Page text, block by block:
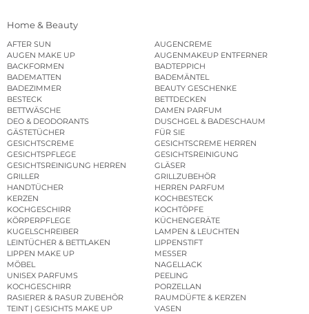
Home & Beauty
AFTER SUN
AUGENCREME
AUGEN MAKE UP
AUGENMAKEUP ENTFERNER
BACKFORMEN
BADTEPPICH
BADEMATTEN
BADEMÄNTEL
BADEZIMMER
BEAUTY GESCHENKE
BESTECK
BETTDECKEN
BETTWÄSCHE
DAMEN PARFUM
DEO & DEODORANTS
DUSCHGEL & BADESCHAUM
GÄSTETÜCHER
FÜR SIE
GESICHTSCREME
GESICHTSCREME HERREN
GESICHTSPFLEGE
GESICHTSREINIGUNG
GESICHTSREINIGUNG HERREN
GLÄSER
GRILLER
GRILLZUBEHÖR
HANDTÜCHER
HERREN PARFUM
KERZEN
KOCHBESTECK
KOCHGESCHIRR
KOCHTÖPFE
KÖRPERPFLEGE
KÜCHENGERÄTE
KUGELSCHREIBER
LAMPEN & LEUCHTEN
LEINTÜCHER & BETTLAKEN
LIPPENSTIFT
LIPPEN MAKE UP
MESSER
MÖBEL
NAGELLACK
UNISEX PARFUMS
PEELING
KOCHGESCHIRR
PORZELLAN
RASIERER & RASUR ZUBEHÖR
RAUMDÜFTE & KERZEN
TEINT | GESICHTS MAKE UP
VASEN